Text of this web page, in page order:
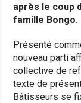
après le coup
famille Bongo.
Présenté
nouveau parti
collective de
texte de
Bâtisseurs se